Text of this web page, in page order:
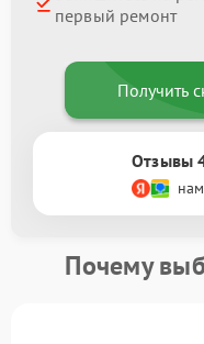
первый ремонт
Получить
Отзывы
Почему